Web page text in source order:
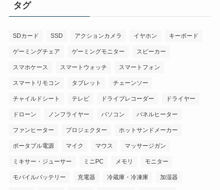
タグ
SDカード SSD アクションカメラ イヤホン キーボード
ゲーミングチェア ゲーミングモニター スピーカー
スマホケース スマートウォッチ スマートフォン
スマートリモコン タブレット チェーンソー
チャイルドシート テレビ ドライブレコーダー ドライヤー
ドローン ノンフライヤー パソコン パネルヒーター
ファンヒーター プロジェクター ホットサンドメーカー
ポータブル電源 マイク マウス マッサージガン
ミキサー・ジューサー ミニPC メモリ モニター
モバイルバッテリー 充電器 冷蔵庫・冷凍庫 加湿器